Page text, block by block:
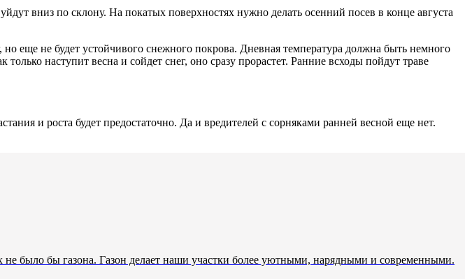
вниз по склону. На покатых поверхностях нужно делать осенний посев в конце августа
еще не будет устойчивого снежного покрова. Дневная температура должна быть немного
наступит весна и сойдет снег, оно сразу прорастет. Ранние всходы пойдут траве
и роста будет предостаточно. Да и вредителей с сорняками ранней весной еще нет.
не было бы газона. Газон делает наши участки более уютными, нарядными и современными.